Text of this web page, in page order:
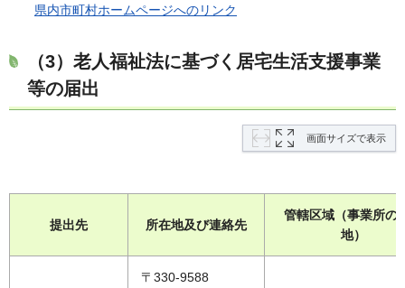
県内市町村ホームページへのリンク
（3）老人福祉法に基づく居宅生活支援事業
等の届出
画面サイズで表示
提出先 所在地及び連絡先
管轄区域（事業所の
地）
〒330-9588